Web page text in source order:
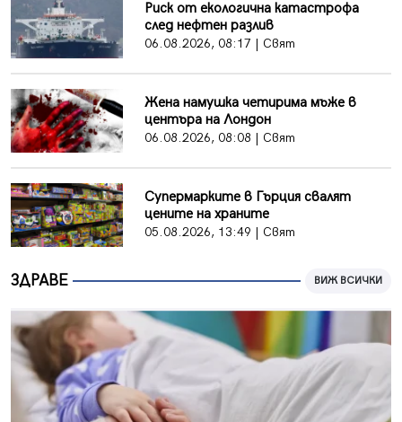
Риск от екологична катастрофа
след нефтен разлив
06.08.2026, 08:17 | Свят
Жена намушка четирима мъже в
центъра на Лондон
06.08.2026, 08:08 | Свят
Супермарките в Гърция свалят
цените на храните
05.08.2026, 13:49 | Свят
ЗДРАВЕ ВИЖ ВСИЧКИ